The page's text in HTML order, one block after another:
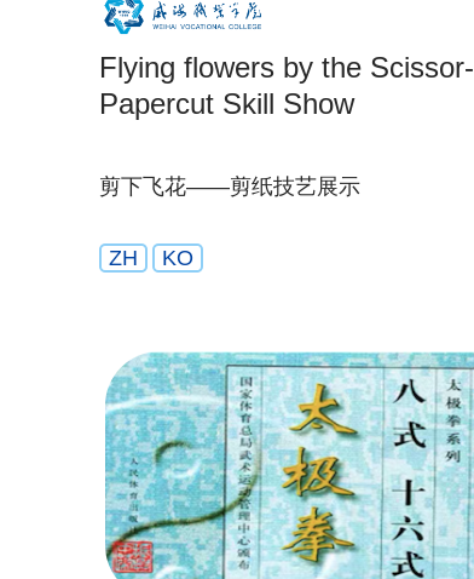
Flying flowers by the Scissor-
Papercut Skill Show
剪下飞花——剪纸技艺展示
ZH KO